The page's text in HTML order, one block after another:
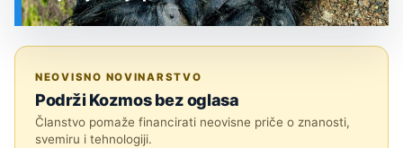
NEOVISNO NOVINARSTVO
Podrži Kozmos bez oglasa
Članstvo pomaže financirati neovisne priče o znanosti,
svemiru i tehnologiji.